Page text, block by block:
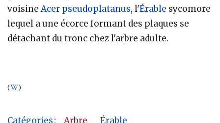
voisineAcer pseudoplatanus, l'Érable sycomore
lequel a une écorce formant des plaques se
détachant du tronc chez l'arbre adulte.
( )
Catégories: Arbre Érable